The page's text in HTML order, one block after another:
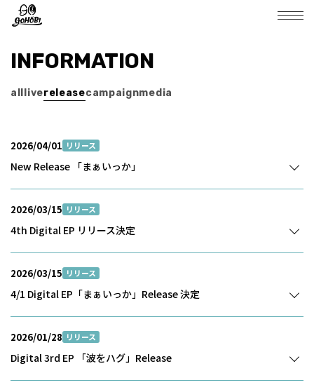
INFORMATION
all livereleasecampaignmedia
2026/04/01 リリース
New Release 「まぁいっか」
2026/03/15 リリース
4th Digital EP リリース決定
2026/03/15 リリース
4/1 Digital EP「まぁいっか」Release 決定
2026/01/28 リリース
Digital 3rd EP 「波をハグ」Release